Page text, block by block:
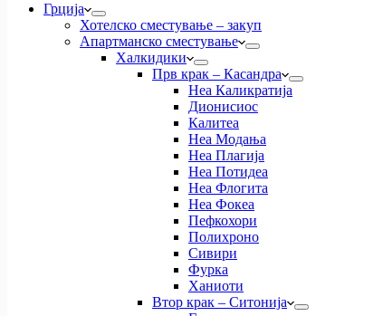
Грција
Хотелско сместување – закуп
Апартманско сместување
Халкидики
Прв крак – Касандра
Неа Каликратија
Дионисиос
Калитеа
Неа Модања
Неа Плагија
Неа Потидеа
Неа Флогита
Неа Фокеа
Пефкохори
Полихроно
Сивири
Фурка
Ханиоти
Втор крак – Ситонија